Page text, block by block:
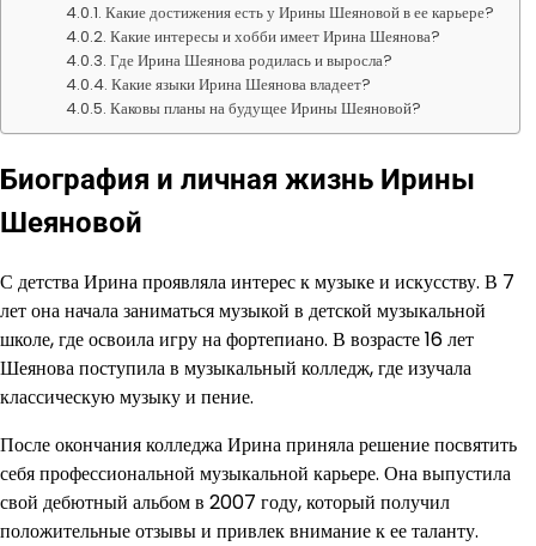
Какие достижения есть у Ирины Шеяновой в ее карьере?
Какие интересы и хобби имеет Ирина Шеянова?
Где Ирина Шеянова родилась и выросла?
Какие языки Ирина Шеянова владеет?
Каковы планы на будущее Ирины Шеяновой?
Биография и личная жизнь Ирины
Шеяновой
С детства Ирина проявляла интерес к музыке и искусству. В 7
лет она начала заниматься музыкой в детской музыкальной
школе, где освоила игру на фортепиано. В возрасте 16 лет
Шеянова поступила в музыкальный колледж, где изучала
классическую музыку и пение.
После окончания колледжа Ирина приняла решение посвятить
себя профессиональной музыкальной карьере. Она выпустила
свой дебютный альбом в 2007 году, который получил
положительные отзывы и привлек внимание к ее таланту.